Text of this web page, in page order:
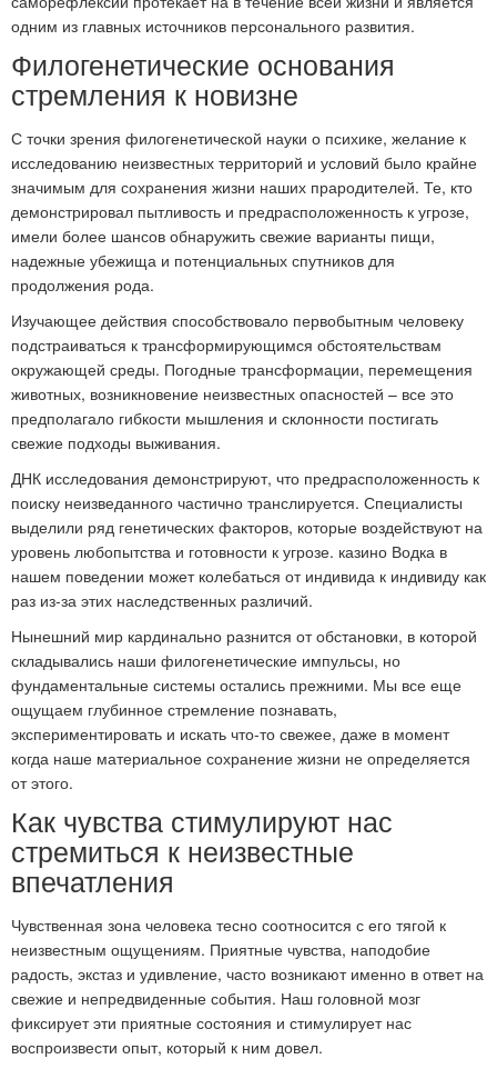
одним из главных источников персонального развития.
Филогенетические основания
стремления к новизне
С точки зрения филогенетической науки о психике, желание к
исследованию неизвестных территорий и условий было крайне
значимым для сохранения жизни наших прародителей. Те, кто
демонстрировал пытливость и предрасположенность к угрозе,
имели более шансов обнаружить свежие варианты пищи,
надежные убежища и потенциальных спутников для
продолжения рода.
Изучающее действия способствовало первобытным человеку
подстраиваться к трансформирующимся обстоятельствам
окружающей среды. Погодные трансформации, перемещения
животных, возникновение неизвестных опасностей – все это
предполагало гибкости мышления и склонности постигать
свежие подходы выживания.
ДНК исследования демонстрируют, что предрасположенность к
поиску неизведанного частично транслируется. Специалисты
выделили ряд генетических факторов, которые воздействуют на
уровень любопытства и готовности к угрозе. казино Водка в
нашем поведении может колебаться от индивида к индивиду как
раз из-за этих наследственных различий.
Нынешний мир кардинально разнится от обстановки, в которой
складывались наши филогенетические импульсы, но
фундаментальные системы остались прежними. Мы все еще
ощущаем глубинное стремление познавать,
экспериментировать и искать что-то свежее, даже в момент
когда наше материальное сохранение жизни не определяется
от этого.
Как чувства стимулируют нас
стремиться к неизвестные
впечатления
Чувственная зона человека тесно соотносится с его тягой к
неизвестным ощущениям. Приятные чувства, наподобие
радость, экстаз и удивление, часто возникают именно в ответ на
свежие и непредвиденные события. Наш головной мозг
фиксирует эти приятные состояния и стимулирует нас
воспроизвести опыт, который к ним довел.